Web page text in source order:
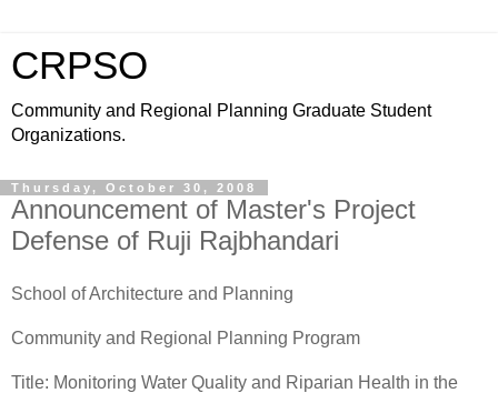
CRPSO
Community and Regional Planning Graduate Student
Organizations.
Thursday, October 30, 2008
Announcement of Master's Project
Defense of Ruji Rajbhandari
School of Architecture and Planning
Community and Regional Planning Program
Title: Monitoring Water Quality and Riparian Health in the